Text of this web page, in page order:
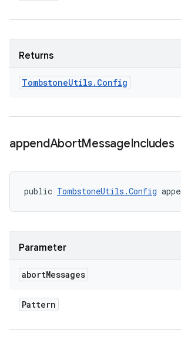
Returns
TombstoneUtils. Config
appendAbortMessageIncludes
public TombstoneUtils.Config
Parameter
abortMessages
Pattern